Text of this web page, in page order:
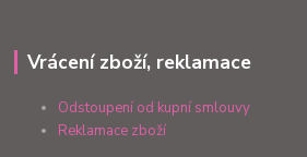
Vrácení zboží, reklamace
Odstoupení od kupní smlouvy
Reklamace zboží